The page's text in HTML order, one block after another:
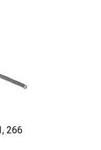
266